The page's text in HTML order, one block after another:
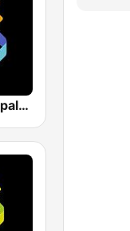
Los 40 Principales